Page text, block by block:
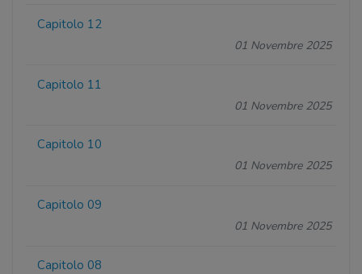
Capitolo 12
01 Novembre 2025
Capitolo 11
01 Novembre 2025
Capitolo 10
01 Novembre 2025
Capitolo 09
01 Novembre 2025
Capitolo 08